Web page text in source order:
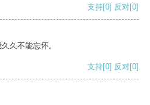
支持[0] 反对[0]
久不能忘怀。
支持[0] 反对[0]